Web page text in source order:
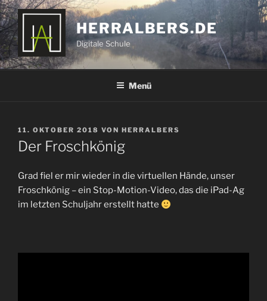
Zum
Inhalt
springen
HERRALBERS.DE
Digitale Schule
Menü
VERÖFFENTLICHT
AM
11. OKTOBER 2018 VON HERRALBERS
Der Froschkönig
Grad fiel er mir wieder in die virtuellen Hände, unser
Froschkönig – ein Stop-Motion-Video, das die iPad-Ag
im letzten Schuljahr erstellt hatte